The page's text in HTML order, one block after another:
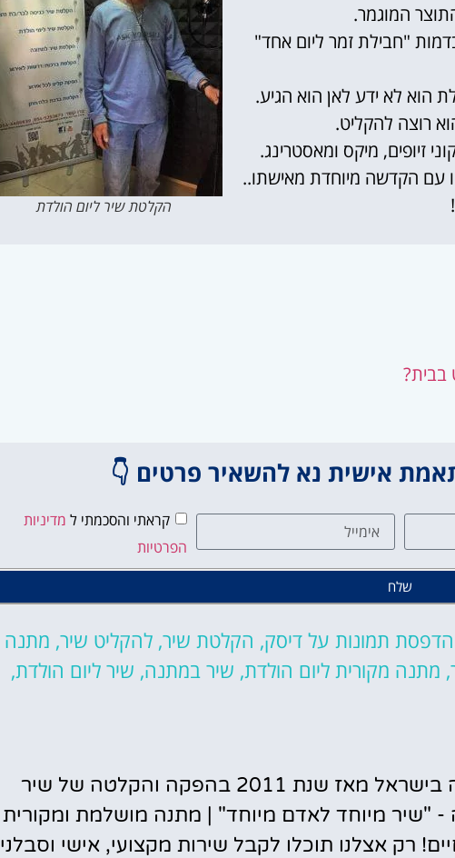
הקלטת שיר ליום הולדת
המוגמר.
"חבילת זמר ליום אחד"
הוא לא ידע לאן הוא הגיע.
זיופים, מיקס ומאסטרינג.
עם הקדשה מיוחדת מאישתו..
בבית?
אישית נא להשאיר פרטים 👇
קראתי והסכמתי ל מדיניות
הפרטיות
שלח
הדפסת תמונות על דיסק, הקלטת שיר, להקליט שיר, מתנה
, מתנה מקורית ליום הולדת, שיר במתנה, שיר ליום הולדת,
חברת אולפני לי-רון" הינה החברה המובילה בישראל מאז שנת 2011 בהפקה והקלטה של שיר
"שיר מיוחד לאדם מיוחד" | מתנה מושלמת ומקורית
רק אצלנו תוכלו לקבל שירות מקצועי, אישי וסבלני